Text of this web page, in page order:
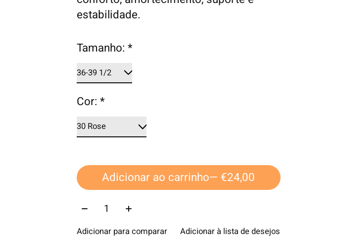
estabilidade.
Tamanho:*
Cor:*
Adicionar ao carrinho
— €24,00
Quantidade:
Adicionar para comparar Adicionar à lista de desejos